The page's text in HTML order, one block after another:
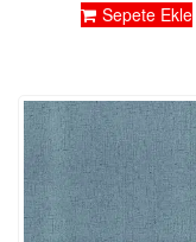
Sepete Ekle